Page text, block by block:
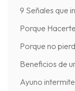
9 Señales que
Porque
Porque no
Beneficios de
Ayuno